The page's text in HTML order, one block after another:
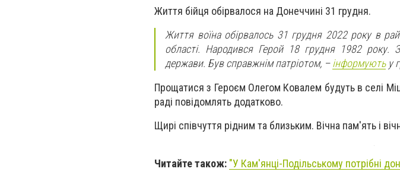
Життя бійця обірвалося на Донеччині 31 грудня.
Життя воїна обірвалось 31 грудня 2022 року в
області. Народився Герой 18 грудня 1982 року.
держави. Був справжнім патріотом, –інформуютьу
Прощатися з Героєм Олегом Ковалем будуть в селі
раді повідомлять додатково.
Щирі співчуття рідним та близьким. Вічна пам'ять і
Читайте також: "У Кам'янці-Подільському потрібні